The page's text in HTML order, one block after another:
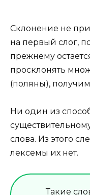
Склонение не
на первый слог,
прежнему
просклонять
(поляны), получим
Ни один из
слова. Из этого
лексемы их нет.
Такие